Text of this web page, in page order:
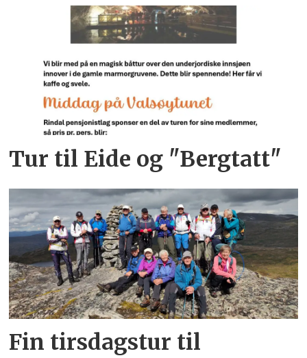
Tur til Eide og "Bergtatt"
Fin tirsdagstur til